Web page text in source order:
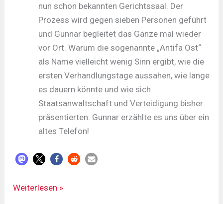
nun schon bekannten Gerichtssaal. Der
Prozess wird gegen sieben Personen geführt
und Gunnar begleitet das Ganze mal wieder
vor Ort. Warum die sogenannte „Antifa Ost“
als Name vielleicht wenig Sinn ergibt, wie die
ersten Verhandlungstage aussahen, wie lange
es dauern könnte und wie sich
Staatsanwaltschaft und Verteidigung bisher
präsentierten: Gunnar erzählte es uns über ein
altes Telefon!
LDR#533
Weiterlesen »